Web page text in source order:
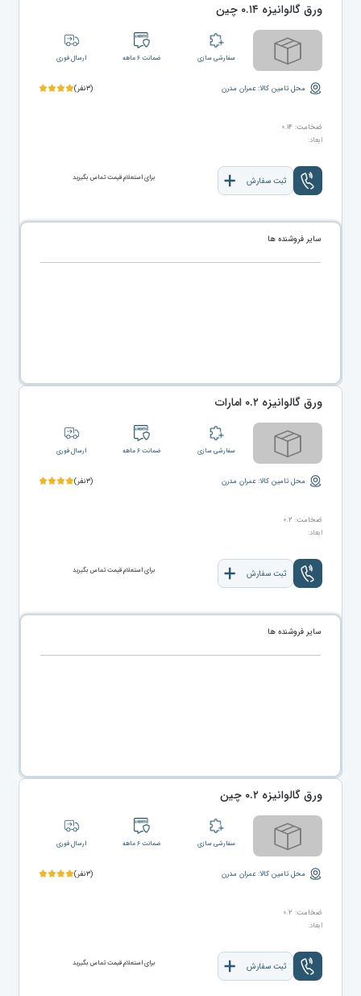
ورق گالوانیزه ۰.۱۴ چین
سفارشی سازی ضمانت ۶ ماهه ارسال فوری
محل تامین کالا: عمران مدرن (۳نفر)
ضخامت: ۰.۱۴
ابعاد:
ثبت سفارش برای استعلام قیمت تماس بگیرید
سایر فروشنده ها
ورق گالوانیزه ۰.۲ امارات
سفارشی سازی ضمانت ۶ ماهه ارسال فوری
محل تامین کالا: عمران مدرن (۳نفر)
ضخامت: ۰.۲
ابعاد:
ثبت سفارش برای استعلام قیمت تماس بگیرید
سایر فروشنده ها
ورق گالوانیزه ۰.۲ چین
سفارشی سازی ضمانت ۶ ماهه ارسال فوری
محل تامین کالا: عمران مدرن (۳نفر)
ضخامت: ۰.۲
ابعاد:
ثبت سفارش برای استعلام قیمت تماس بگیرید